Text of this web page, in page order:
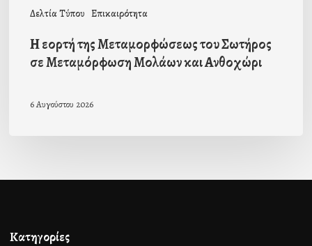
Δελτία Τύπου Επικαιρότητα
Η εορτή της Μεταμορφώσεως του Σωτήρος
σε Μεταμόρφωση Μολάων και Ανθοχώρι
6 Αυγούστου 2026
Κατηγορίες